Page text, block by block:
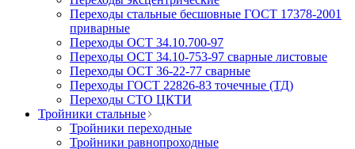
Переходы стальные бесшовные ГОСТ 17378-2001
приварные
Переходы ОСТ 34.10.700-97
Переходы ОСТ 34.10-753-97 сварные листовые
Переходы ОСТ 36-22-77 сварные
Переходы ГОСТ 22826-83 точечные (ТД)
Переходы СТО ЦКТИ
Тройники стальные
Тройники переходные
Тройники равнопроходные